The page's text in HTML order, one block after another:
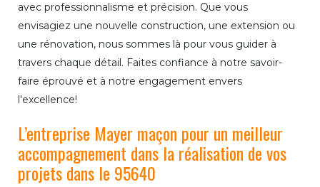
avec professionnalisme et précision. Que vous
envisagiez une nouvelle construction, une extension ou
une rénovation, nous sommes là pour vous guider à
travers chaque détail. Faites confiance à notre savoir-
faire éprouvé et à notre engagement envers
l'excellence!
L’entreprise Mayer maçon pour un meilleur
accompagnement dans la réalisation de vos
projets dans le 95640